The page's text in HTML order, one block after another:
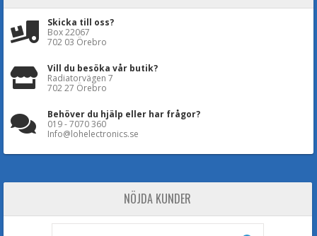
Skicka till oss?
Box 22067
702 03 Örebro
Vill du besöka vår butik?
Radiatorvägen 7
702 27 Örebro
Behöver du hjälp eller har frågor?
019 - 7070 360
Info@lohelectronics.se
NÖJDA KUNDER